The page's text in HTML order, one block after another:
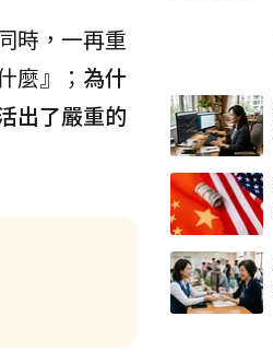
時，一再重
麼』； 為什
出了嚴重的